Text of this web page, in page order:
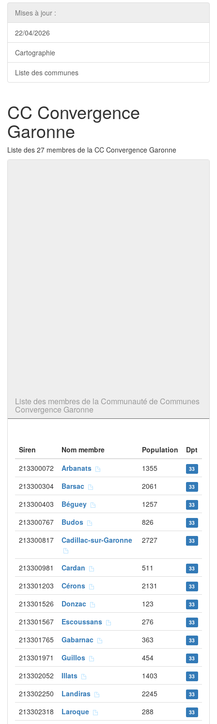
Mises à jour :
22/04/2026
Cartographie
Liste des communes
CC Convergence
Garonne
Liste des 27 membres de la CC Convergence Garonne
Liste des membres de la Communauté de Communes
Convergence Garonne
Siren Nom membre Population
Dpt
213300072
Arbanats 1355 33
213300304 Barsac 2061 33
213300403 Béguey 1257 33
213300767 Budos 826 33
213300817 Cadillac-sur-Garonne 2727 33
213300981 Cardan 511 33
213301203 Cérons 2131 33
213301526 Donzac 123 33
213301567 Escoussans 276 33
213301765 Gabarnac 363 33
213301971 Guillos 454 33
213302052 Illats 1403 33
213302250 Landiras 2245 33
213302318 Laroque 288 33